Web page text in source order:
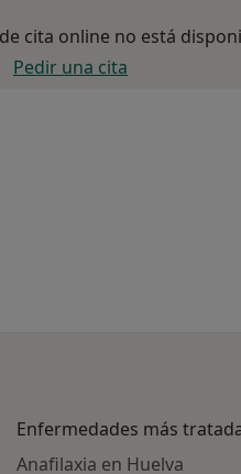
cita online no está
Pedir una cita
Enfermedades más
Anafilaxia en Huelva